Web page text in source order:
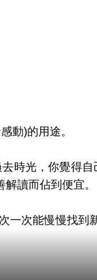
動)的用途。
時光，你覺得
讀而佔到便宜。
次能慢慢找